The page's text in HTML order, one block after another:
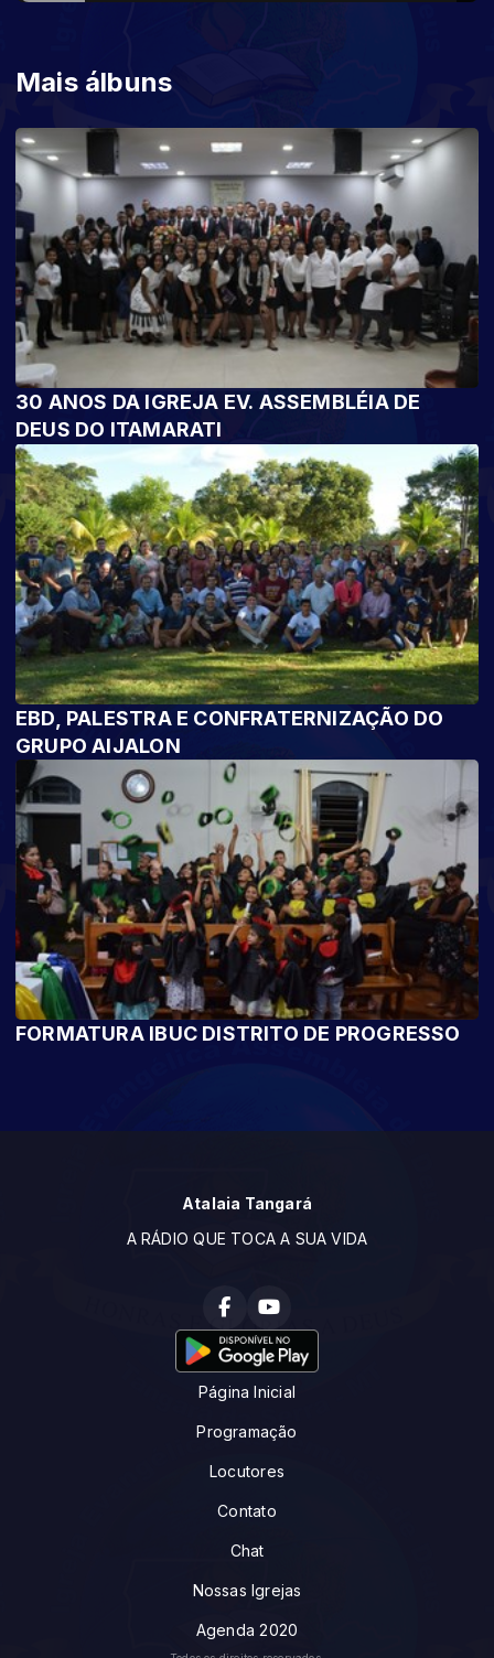
Mais álbuns
30 ANOS DA IGREJA EV. ASSEMBLÉIA DE
DEUS DO ITAMARATI
EBD, PALESTRA E CONFRATERNIZAÇÃO DO
GRUPO AIJALON
FORMATURA IBUC DISTRITO DE PROGRESSO
Atalaia Tangará
A RÁDIO QUE TOCA A SUA VIDA
Página Inicial
Programação
Locutores
Contato
Chat
Nossas Igrejas
Agenda 2020